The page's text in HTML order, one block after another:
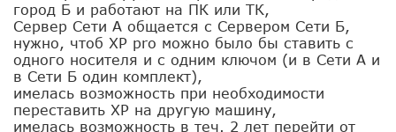
город Б и работают на ПК или ТК,
Сервер Сети А общается с Сервером Сети Б,
нужно, чтоб XP pro можно было бы ставить с
одного носителя и с одним ключом (и в Сети А и
в Сети Б один комплект),
имелась возможность при необходимости
переставить ХР на другую машину,
имелась возможность в теч. 2 лет перейти от